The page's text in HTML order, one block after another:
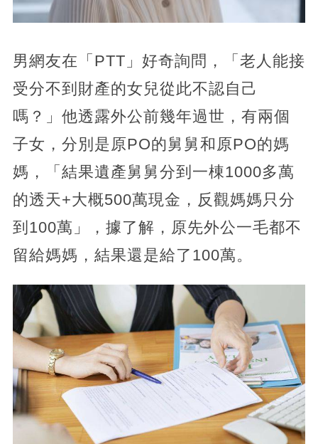
男網友在「PTT」好奇詢問，「老人能接
受分不到財產的女兒從此不認自己
嗎？」他透露外公前幾年過世，有兩個
子女，分別是原PO的舅舅和原PO的媽
媽，「結果遺產舅舅分到一棟1000多萬
的透天+大概500萬現金，反觀媽媽只分
到100萬」，據了解，原先外公一毛都不
留給媽媽，結果還是給了100萬。